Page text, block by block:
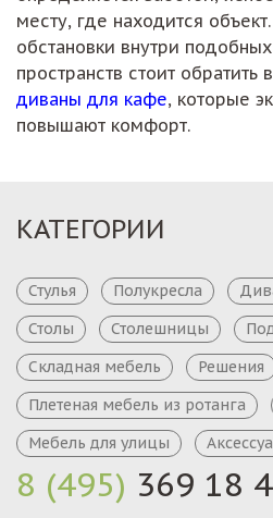
месту, где находится
обстановки внутри
пространств стоит обратить
диваны для кафе, которые
повышают комфорт.
8 (495) 369 18
КАТЕГОРИИ
Стулья Полукресла
Столы
Столешницы
Складная мебель
Решения
Плетеная мебель из ротанга
Мебель для улицы